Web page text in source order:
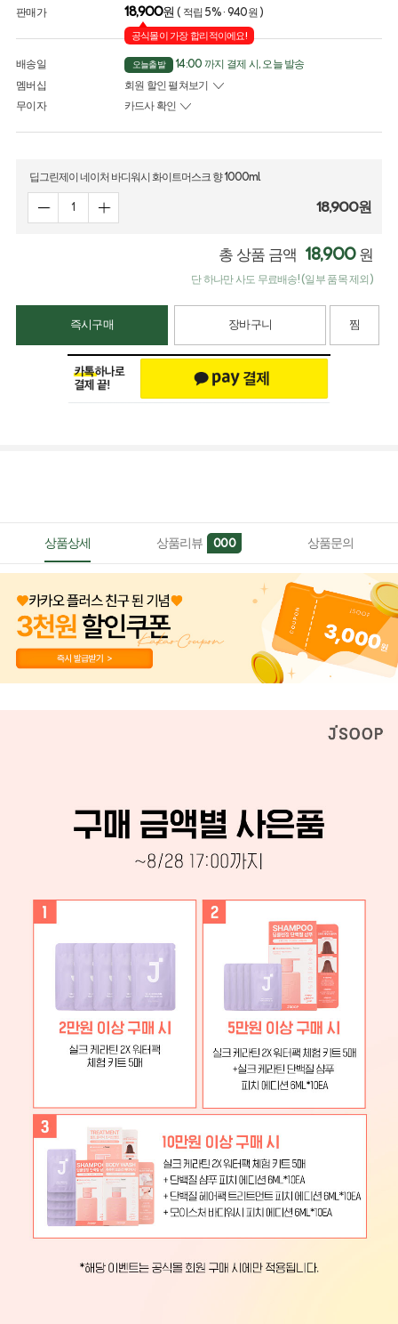
판매가 18,900원 ( 적립 5% · 940원 )
공식몰이 가장 합리적이에요!
배송일 오늘출발
14:00 까지 결제 시, 오늘 발송
멤버십
회원 할인 펼쳐보기
무이자
카드사 확인
딥그린제이 네이처 바디워시 화이트머스크 향 1000ml
18,900원
총 상품 금액 18,900 원
단 하나만 사도 무료배송! (일부 품목 제외)
즉시구매 장바구니 찜
상품상세 상품리뷰 000 상품문의